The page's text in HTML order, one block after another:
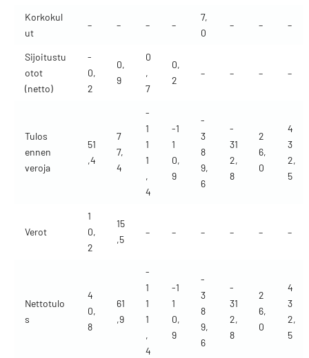
Korkokul
ut
– – – –
7,
0
– – –
Sijoitustu
otot
(netto)
-
0,
2
0,
9
0
,
7
0,
2
– – – –
Tulos
ennen
veroja
51
,4
7
7,
4
-
1
1
1
,
4
-1
1
0,
9
-
3
8
9,
6
-
31
2,
8
2
6,
0
4
3
2,
5
Verot
1
0,
2
15
,5
– – – – – –
Nettotulo
s
4
0,
8
61
,9
-
1
1
1
,
4
-1
1
0,
9
-
3
8
9,
6
-
31
2,
8
2
6,
0
4
3
2,
5